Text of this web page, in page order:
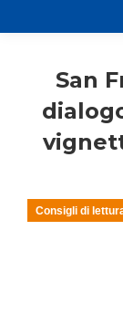
San
Consigli di